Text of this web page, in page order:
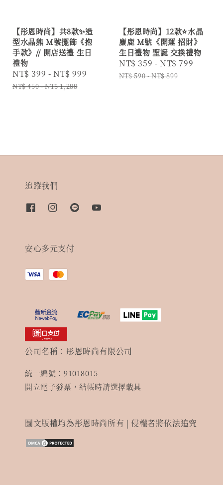
【彤恩時尚】共8款✨造
型水晶熊 M號擺飾《抱
手款》// 開店送禮 生日
禮物
Sale
price
NT$ 399 -NT$ 999
Regular
NT$ 450-NT$ 1,288
【彤恩時尚】12款⭐水晶
麋鹿 M號《開運 招財》
生日禮物 聖誕 交換禮物
Sale
price
NT$ 359 -NT$ 799
NT$ 590-NT$ 899
追蹤我們
安心多元支付
公司名稱：彤恩時尚有限公司
統一編號：91018015
開立電子發票，結帳時請選擇載具
圖文版權均為彤恩時尚所有 | 侵權者將依法追究